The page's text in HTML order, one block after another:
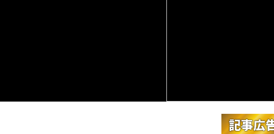
記事広